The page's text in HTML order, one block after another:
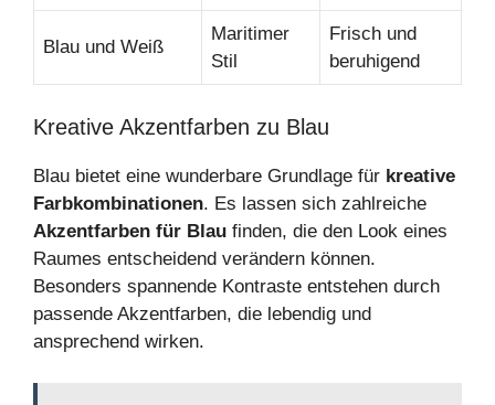
Blau und Weiß
Maritimer
Stil
Frisch und
beruhigend
Kreative Akzentfarben zu Blau
Blau bietet eine wunderbare Grundlage für kreative
Farbkombinationen. Es lassen sich zahlreiche
Akzentfarben für Blau finden, die den Look eines
Raumes entscheidend verändern können.
Besonders spannende Kontraste entstehen durch
passende Akzentfarben, die lebendig und
ansprechend wirken.